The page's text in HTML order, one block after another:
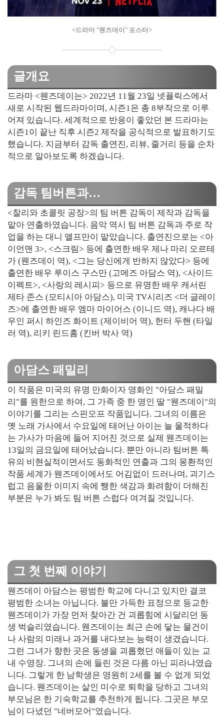
<드라마 "웬즈데이" 포스터>
글개요
드라마 <웬즈데이는> 2022년 11월 23일 넷플릭스에서
새로 시작된 웹드라마이며, 시즌1은 총 8부작으로 이루
어져 있습니다. 세계적으로 반응이 좋았던 본 드라마는
시즌1이 끝난 직후 시즌2 제작을 공식적으로 발표하기도
했습니다. 지금부터 감독 출연진, 리뷰, 줄거리 등을 순차
적으로 알아보도록 하겠습니다.
감독 팀버튼과…
<찰리와 초콜릿 공장>의 팀 버튼 감독이 제작과 감독을
맡아 연출하였습니다. 음악 역시 팀 버튼 감독과 주로 작
업을 하는 대니 앨프만이 맡았습니다. 출연진으로는 <아
이언맨 3>, <스크림> 등에 출연한 배우 제나 마리 오르테
가 (웬즈데이 역), <그는 당신에게 반하지 않았다> 등에
출연한 배우 루이스 구스만 (고메즈 아담스 역), <사이드
이펙트>, <사랑의 레시피> 등으로 유명한 배우 캐서린
제타 존스 (모티시아 아담스), 미국 TV시리즈 <더 글레이
즈>에 출연한 배우 엠마 마이어스 (이니드 역), 캐나다 배
우인 퍼시 하인즈 화이트 (제이비어 역), 헌터 두핸 (타일
러 역), 리키 린드홈 (킨버 박사 역)
아담스 패밀리
이 작품은 미국의 유명 만화이자 영화인 "아담스 패밀
리"를 원한으로 하여, 그 가족 중 한 명인 딸 "웬즈데이"의
이야기를 그리는 스핀오프 작품입니다. 그녀의 이름은
옛 노래 가사에서 수요일에 태어난 아이는 늘 울적하다
는 가사가 마음에 들어 지어진 것으로 실제 웬즈데이는
13일의 금요일에 태어났습니다. 뿐만 아니라 팀버튼 특
유의 비현실적이면서도 동화적인 연출과 그의 몽환적인
작품 세계가 웬즈데이에서도 어김없이 드러나며, 괴기스
럽고 음울한 이미지 속에 쨍한 색감과 화려함이 더해진
부분은 누가 봐도 팀 버튼 스럽다 여겨질 것입니다.
그 첫 번째 이야기
웬즈데이 아담스는 평범한 학교에 다니고 있지만 결코
평범한 소녀는 아닙니다. 불만 가득한 표정으로 등교한
웬즈데이가 가장 먼저 찾아간 건 괴롭힘에 시달리던 동
생 벅슬리였습니다. 웬즈데이는 최근 손에 닿는 물건이
나 사람의 미래나 과거를 내다보는 능력이 생겼습니다.
그런 그녀가 향한 곳은 동생을 괴롭혔던 애들이 있는 교
내 수영장. 그녀의 손에 들린 것은 다름 아닌 피라냐였습
니다. 그렇게 한 남학생은 영원히 2세를 볼 수 없게 되었
습니다. 웬즈데이는 살인 미수로 퇴학을 당하고 그녀의
부모님은 한 기숙학교를 추천하게 됩니다. 그곳은 부모
님이 다녔던 "네버모어"였습니다.